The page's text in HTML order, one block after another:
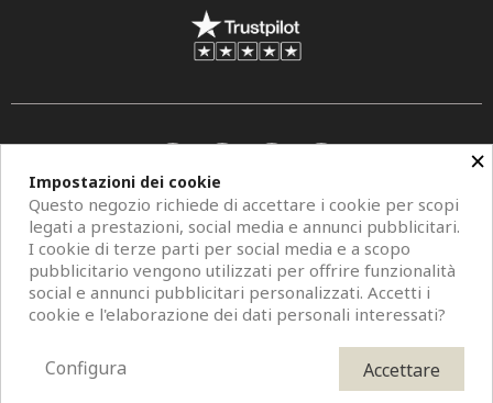
Copyright © 2026 Centro Specchi. Mestre (Venezia) P.IVA 04962320273.
×
Impostazioni dei cookie
Questo negozio richiede di accettare i cookie per scopi
legati a prestazioni, social media e annunci pubblicitari.
I cookie di terze parti per social media e a scopo
pubblicitario vengono utilizzati per offrire funzionalità
social e annunci pubblicitari personalizzati. Accetti i
cookie e l'elaborazione dei dati personali interessati?
Accettare
Configura